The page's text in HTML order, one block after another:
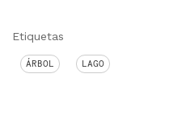
Etiquetas
ÁRBOL LAGO